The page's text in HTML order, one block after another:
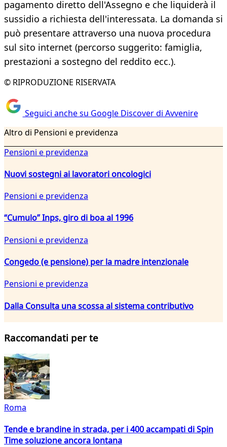
pagamento diretto dell'Assegno e che liquiderà il
sussidio a richiesta dell'interessata. La domanda si
può presentare attraverso una nuova procedura
sul sito internet (percorso suggerito: famiglia,
prestazioni a sostegno del reddito ecc.).
© RIPRODUZIONE RISERVATA
Seguici anche su Google Discover di Avvenire
Altro di Pensioni e previdenza
Pensioni e previdenza
Nuovi sostegni ai lavoratori oncologici
Pensioni e previdenza
“Cumulo” Inps, giro di boa al 1996
Pensioni e previdenza
Congedo (e pensione) per la madre intenzionale
Pensioni e previdenza
Dalla Consulta una scossa al sistema contributivo
Raccomandati per te
Roma
Tende e brandine in strada, per i 400 accampati di Spin
Time soluzione ancora lontana